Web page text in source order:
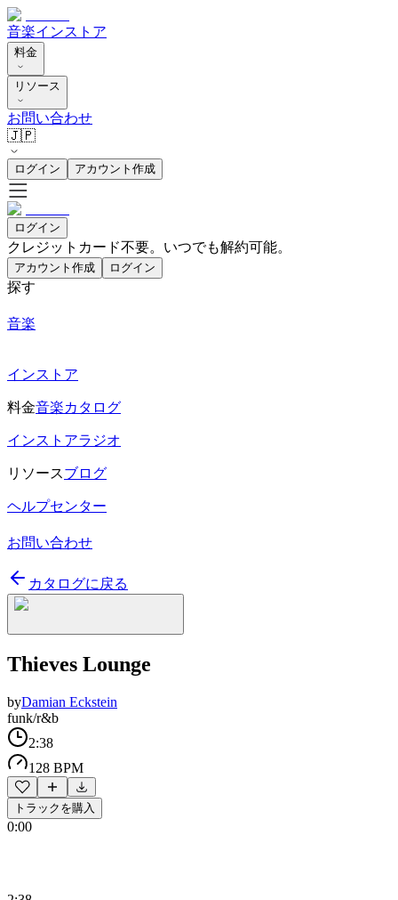
音楽インストア
料金
リソース
お問い合わせ
🇯🇵
ログイン アカウント作成
ログイン
クレジットカード不要。いつでも解約可能。
アカウント作成 ログイン
探す
音楽
インストア
料金音楽カタログ
インストアラジオ
リソースブログ
ヘルプセンター
お問い合わせ
カタログに戻る
Thieves Lounge
byDamian Eckstein
funk/r&b
2:38
128 BPM
トラックを購入
0:00